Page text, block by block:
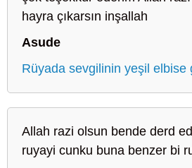
hayra çıkarsın inşallah
Asude
Rüyada sevgilinin yeşil elbise
Allah razi olsun bende derd
ruyayi cunku buna benzer bi